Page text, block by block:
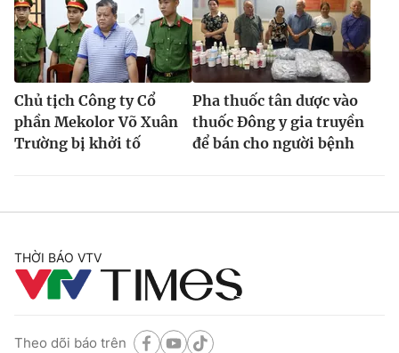
Chủ tịch Công ty Cổ
phần Mekolor Võ Xuân
Trường bị khởi tố
Pha thuốc tân dược vào
thuốc Đông y gia truyền
để bán cho người bệnh
THỜI BÁO VTV
Theo dõi báo trên